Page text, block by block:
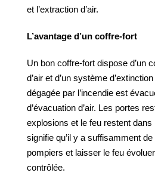
et l’extraction d’air.
L’avantage d’un coffre-fort
Un bon coffre-fort dispose d’un
d’air et d’un système
dégagée par l’incendie est
d’évacuation d’air. Les portes
explosions et le feu restent dans
signifie qu’il y a suffisamment
pompiers et laisser le feu
contrôlée.